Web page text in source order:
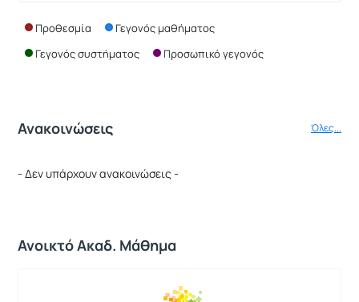
Προθεσμία
Γεγονός μαθήματος
Γεγονός συστήματος
Προσωπικό γεγονός
Ανακοινώσεις Όλες...
- Δεν υπάρχουν ανακοινώσεις -
Ανοικτό Ακαδ. Μάθημα